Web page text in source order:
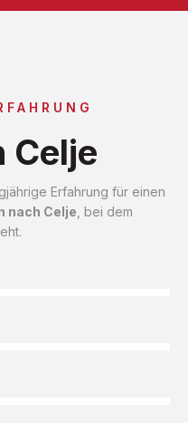
Celje
Erfahrung für einen
nach Celje , bei dem